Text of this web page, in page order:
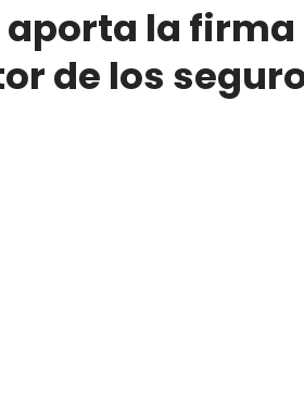
la
de los